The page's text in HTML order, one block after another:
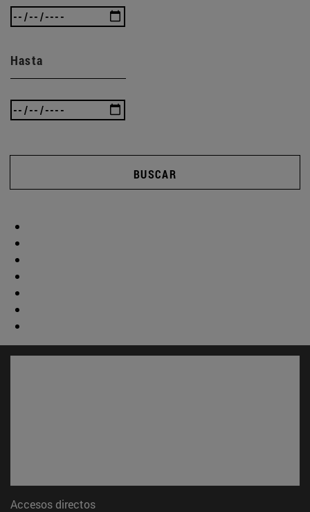
Hasta
BUSCAR
Accesos directos